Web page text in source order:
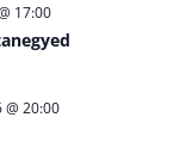
17:00
@ 20:00